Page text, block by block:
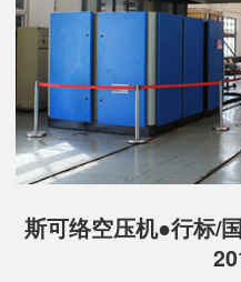
斯可络空压机●行标/